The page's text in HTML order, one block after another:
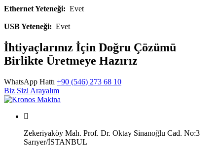
Ethernet Yeteneği: Evet
USB Yeteneği: Evet
İhtiyaçlarınız İçin Doğru Çözümü
Birlikte Üretmeye Hazırız
WhatsApp Hattı +90 (546) 273 68 10
Biz Sizi Arayalım
Zekeriyaköy Mah. Prof. Dr. Oktay Sinanoğlu Cad. No:3
Sarıyer/İSTANBUL